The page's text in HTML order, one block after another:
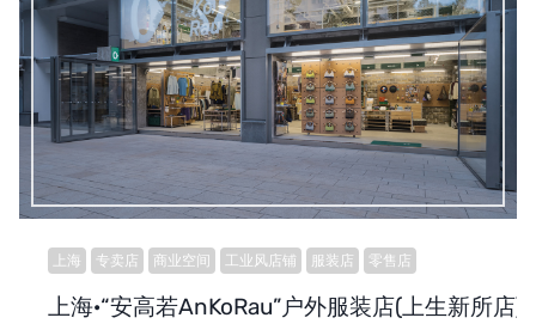
上海 专卖店 商业空间 工业风店铺 服装店 零售店
上海·“安高若AnKoRau”户外服装店(上生新所店)